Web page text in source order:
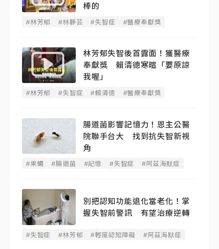
棒的
#林芳郁 #林靜芸 #失智症 #醫療奉獻獎
林芳郁失智後首露面！獲醫療
奉獻獎 賴清德寒暄「要原諒
我喔」
#林芳郁 #失智症 #賴清德 #醫療奉獻獎
腸道菌影響記憶力！恩主公醫
院聯手台大 ​​找到抗失智新視
角
#果蠅 #腸道菌 #記憶 #失智症 #阿茲海默症
別把認知功能退化當老化！掌
握失智前警訊 有望治療逆轉
#失智症 #林芳郁 #輕度認知障礙 #阿茲海默症